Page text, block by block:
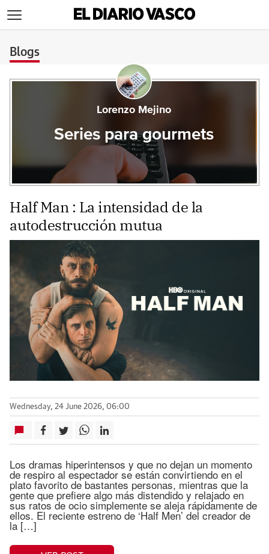
Blogs
Lorenzo Mejino
Series para gourmets
Half Man : La intensidad de la
autodestrucción mutua
Wednesday, 24 June 2026, 06:00
Los dramas hiperintensos y que no dejan un momento
de respiro al espectador se están convirtiendo en el
plato favorito de bastantes personas, mientras que la
gente que prefiere algo más distendido y relajado en
sus ratos de ocio simplemente se aleja rápidamente de
ellos. El reciente estreno de ‘Half Men’ del creador de
la […]